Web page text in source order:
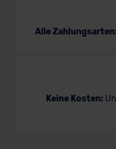
Alle Zahlungsarten:
Keine Kosten: